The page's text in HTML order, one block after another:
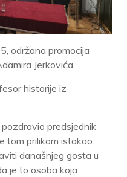
održana promocija
Jerkovića.
historije iz
predsjednik
tom prilikom istakao:
današnjeg gosta u
je to osoba koja